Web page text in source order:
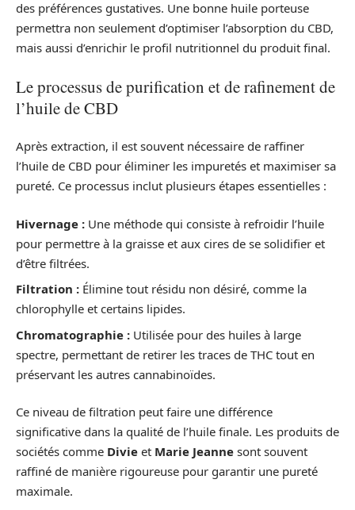
des préférences gustatives. Une bonne huile porteuse
permettra non seulement d’optimiser l’absorption du CBD,
mais aussi d’enrichir le profil nutritionnel du produit final.
Le processus de purification et de rafinement de
l’huile de CBD
Après extraction, il est souvent nécessaire de raffiner
l’huile de CBD pour éliminer les impuretés et maximiser sa
pureté. Ce processus inclut plusieurs étapes essentielles :
Hivernage : Une méthode qui consiste à refroidir l’huile
pour permettre à la graisse et aux cires de se solidifier et
d’être filtrées.
Filtration : Élimine tout résidu non désiré, comme la
chlorophylle et certains lipides.
Chromatographie : Utilisée pour des huiles à large
spectre, permettant de retirer les traces de THC tout en
préservant les autres cannabinoïdes.
Ce niveau de filtration peut faire une différence
significative dans la qualité de l’huile finale. Les produits de
sociétés comme Divie et Marie Jeanne sont souvent
raffiné de manière rigoureuse pour garantir une pureté
maximale.